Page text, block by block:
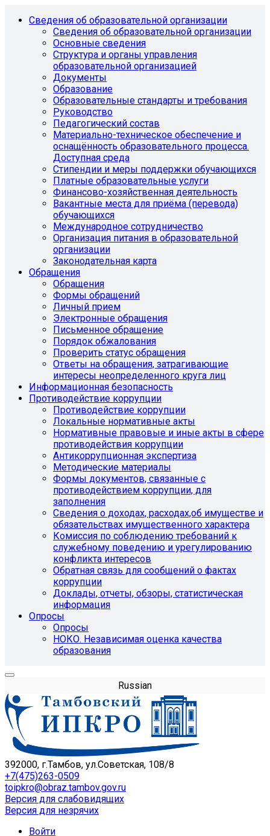
Сведения об образовательной организации
Сведения об образовательной организации
Основные сведения
Структура и органы управления
образовательной организацией
Документы
Образование
Образовательные стандарты и требования
Руководство
Педагогический состав
Материально-техническое обеспечение и
оснащённость образовательного процесса.
Доступная среда
Стипендии и меры поддержки обучающихся
Платные образовательные услуги
Финансово-хозяйственная деятельность
Вакантные места для приёма (перевода)
обучающихся
Международное сотрудничество
Организация питания в образовательной
организации
Законодательная карта
Обращения
Обращения
Формы обращений
Личный прием
Электронные обращения
Письменное обращение
Порядок обжалования
Проверить статус обращения
Ответы на обращения, затрагивающие
интересы неопределенного круга лиц
Информационная безопасность
Противодействие коррупции
Противодействие коррупции
Локальные нормативные акты
Нормативные правовые и иные акты в сфере
противодействия коррупции
Антикоррупционная экспертиза
Методические материалы
Формы документов, связанные с
противодействием коррупции, для
заполнения
Сведения о доходах, расходах,об имуществе и
обязательствах имущественного характера
Комиссия по соблюдению требований к
служебному поведению и урегулированию
конфликта интересов
Обратная связь для сообщений о фактах
коррупции
Доклады, отчеты, обзоры, статистическая
информация
Опросы
Опросы
НОКО. Независимая оценка качества
образования
Russian
392000, г.Тамбов, ул.Советская, 108/8
+7(475)263-0509
toipkro@obraz.tambov.gov.ru
Версия для слабовидящих
Версия для незрячих
Войти